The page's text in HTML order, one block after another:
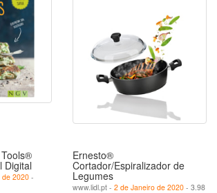
Digital
de 2020-
Ernesto®
Cortador/Espiralizador de
Legumes
www.lidl.pt - 2 de Janeiro de 2020 - 3.98